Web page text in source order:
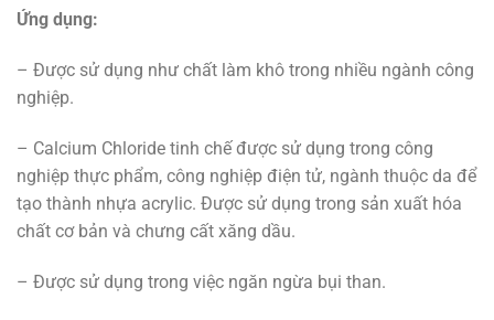
Ứng dụng:
– Được sử dụng như chất làm khô trong nhiều ngành công
nghiệp.
– Calcium Chloride tinh chế được sử dụng trong công
nghiệp thực phẩm, công nghiệp điện tử, ngành thuộc da để
tạo thành nhựa acrylic. Được sử dụng trong sản xuất hóa
chất cơ bản và chưng cất xăng dầu.
– Được sử dụng trong việc ngăn ngừa bụi than.